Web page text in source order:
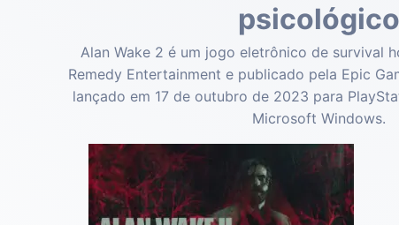
psicológico
Alan Wake 2 é um jogo eletrônico de survival
Remedy Entertainment e publicado pela Epic
lançado em 17 de outubro de 2023 para
Microsoft Windows.